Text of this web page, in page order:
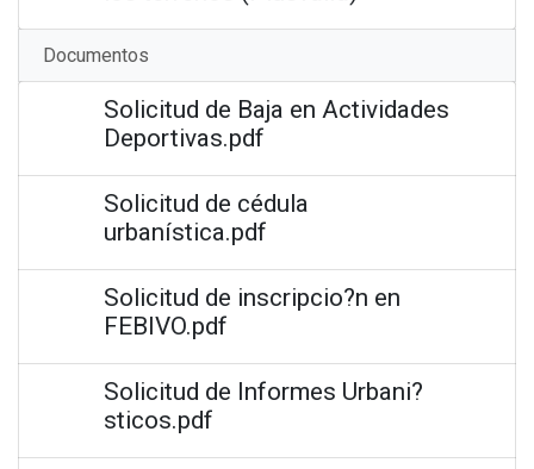
Documentos
Solicitud de Baja en Actividades
Deportivas.pdf
Solicitud de cédula
urbanística.pdf
Solicitud de inscripcio?n en
FEBIVO.pdf
Solicitud de Informes Urbani?
sticos.pdf